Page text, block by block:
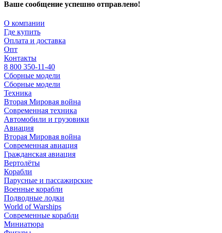
Ваше сообщение успешно отправлено!
О компании
Где купить
Оплата и доставка
Опт
Контакты
8 800 350-11-40
Сборные модели
Сборные модели
Техника
Вторая Мировая война
Современная техника
Автомобили и грузовики
Авиация
Вторая Мировая война
Современная авиация
Гражданская авиация
Вертолёты
Корабли
Парусные и пассажирские
Военные корабли
Подводные лодки
World of Warships
Современные корабли
Миниатюра